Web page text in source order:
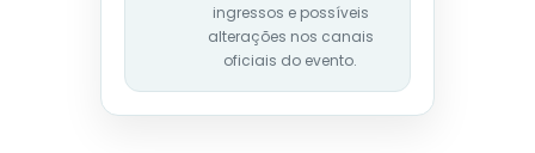
ingressos e possíveis
alterações nos canais
oficiais do evento.